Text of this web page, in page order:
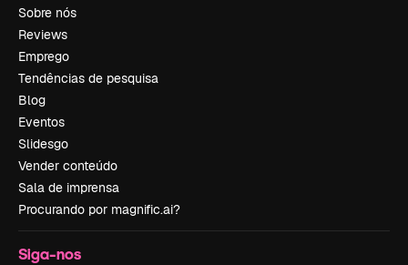
Sobre nós
Reviews
Emprego
Tendências de pesquisa
Blog
Eventos
Slidesgo
Vender conteúdo
Sala de imprensa
Procurando por magnific.ai?
Siga-nos